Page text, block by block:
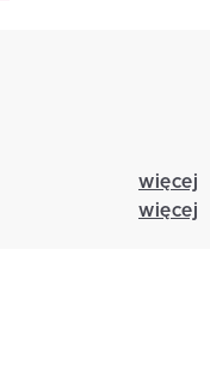
więcej
więcej